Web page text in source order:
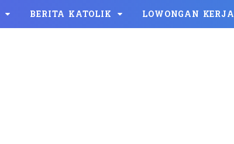
BERITA KATOLIK LOWONGAN KERJA